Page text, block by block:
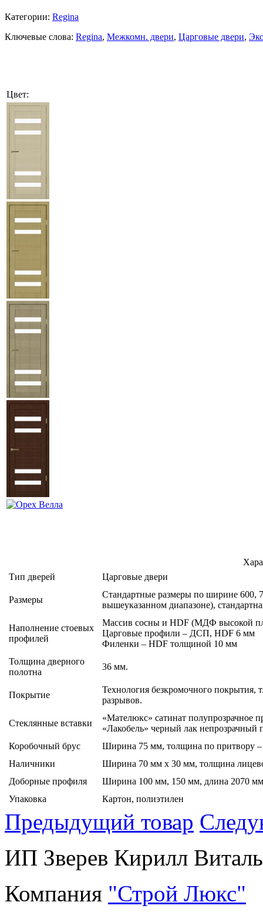
Категории: Regina
Ключевые слова: Regina, Межкомн. двери, Царговые двери,
Цвет:
Тип дверей
Царговые двери
Размеры
Стандартные размеры по ширине 600,
вышеуказанном диапазоне),
Наполнение стоевых
профилей
Массив сосны и HDF (МДФ высокой
Царговые профили – ДСП, HDF 6 мм
Филенки – HDF толщиной 10 мм
Толщина дверного
полотна
36 мм.
Покрытие
Технология безкромочного
разрывов.
Стеклянные вставки
«Мателюкс» сатинат полупрозрачное
«Лакобель» черный лак непрозрачный
Коробочный брус
Ширина 75 мм, толщина по притвору –
Наличники
Ширина 70 мм х 30 мм, толщина
Доборные профиля
Ширина 100 мм, 150 мм, длина 2070
Упаковка
Картон, полиэтилен
Предыдущий товар
ИП Зверев Кирилл
Компания "Строй Люкс"